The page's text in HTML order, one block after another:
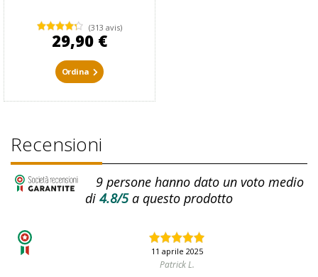
(313 avis)
29,90 €
Ordina
Recensioni
9persone hanno dato un voto medio
di 4.8/5a questo prodotto
11 aprile 2025
Patrick L.